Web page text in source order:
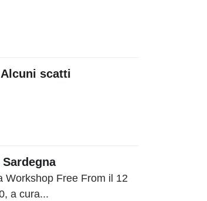
scatti
Workshop Free From il 12
a cura...